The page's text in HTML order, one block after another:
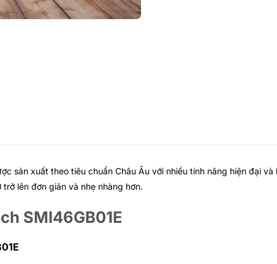
sản xuất theo tiêu chuẩn Châu Âu với nhiều tính năng hiện đại
lên đơn giản và nhẹ nhàng hơn.
SMI46GB01E